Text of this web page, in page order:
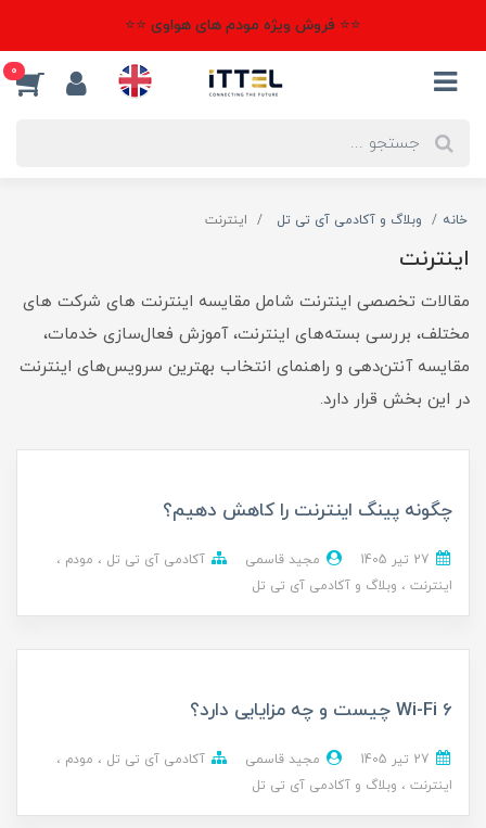
⭐⭐ فروش ویژه مودم های هواوی ⭐⭐
0
خانه وبلاگ و آکادمی آی تی تل اینترنت
اینترنت
مقالات تخصصی اینترنت شامل مقایسه اینترنت های شرکت های
مختلف، بررسی بسته‌های اینترنت، آموزش فعال‌سازی خدمات،
مقایسه آنتن‌دهی و راهنمای انتخاب بهترین سرویس‌های اینترنت
در این بخش قرار دارد.
چگونه پینگ اینترنت را کاهش دهیم؟
مجید قاسمی آکادمی آی تی تل
مودم
اینترنت
وبلاگ و آکادمی آی تی تل
Wi-Fi 6 چیست و چه مزایایی دارد؟
مجید قاسمی آکادمی آی تی تل
مودم
اینترنت
وبلاگ و آکادمی آی تی تل